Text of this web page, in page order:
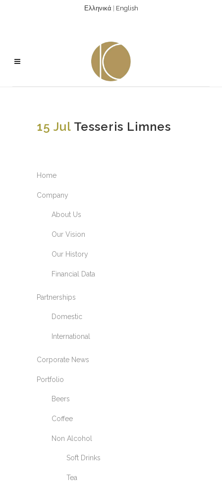
Ελληνικά English
15 Jul Tesseris Limnes
Home
Company
About Us
Our Vision
Our History
Financial Data
Partnerships
Domestic
International
Corporate News
Portfolio
Beers
Coffee
Non Alcohol
Soft Drinks
Tea